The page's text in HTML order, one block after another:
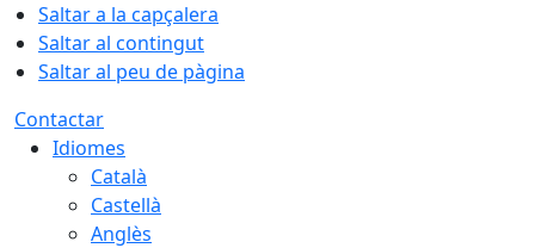
Saltar a la capçalera
Saltar al contingut
Saltar al peu de pàgina
Contactar
Idiomes
Català
Castellà
Anglès